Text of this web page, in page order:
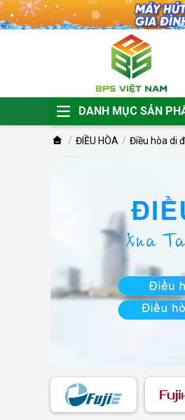
DANH MỤC SẢN
ĐIỀU HÒA Điều hòa di